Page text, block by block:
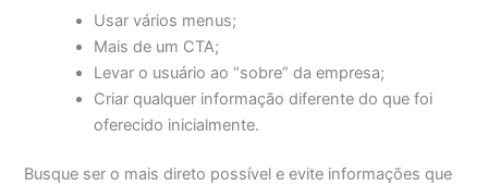
Usar vários menus;
Mais de um CTA;
Levar o usuário ao “sobre” da empresa;
Criar qualquer informação diferente do que foi
oferecido inicialmente.
Busque ser o mais direto possível e evite informações que